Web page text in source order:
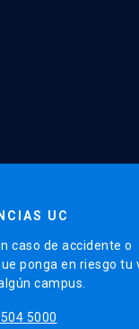
UC
caso de accidente o
ponga en riesgo tu
campus.
5000